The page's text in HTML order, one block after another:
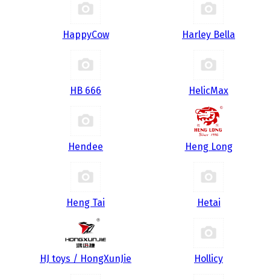
HappyCow Harley Bella
HB 666 HelicMax
Hendee Heng Long
Heng Tai Hetai
HJ toys / HongXunJie Hollicy